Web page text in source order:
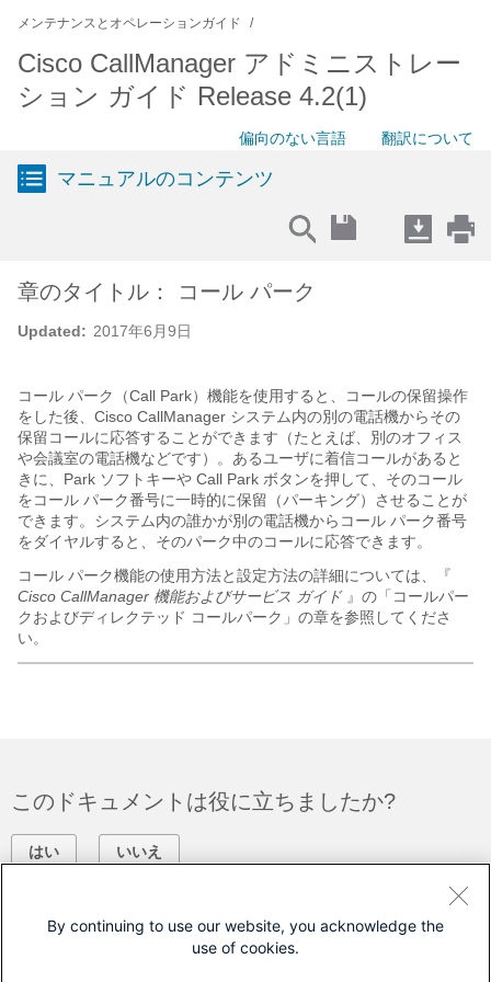
メンテナンスとオペレーションガイド
Cisco CallManager アドミニストレー
ション ガイド Release 4.2(1)
偏向のない言語 翻訳について
マニュアルのコンテンツ
Updated: 2017年6月9日
章のタイトル： コール パーク
コール パーク（Call Park）機能を使用すると、コールの保留操作
をした後、Cisco CallManager システム内の別の電話機からその
保留コールに応答することができます（たとえば、別のオフィス
や会議室の電話機などです）。あるユーザに着信コールがあると
きに、Park ソフトキーや Call Park ボタンを押して、そのコール
をコール パーク番号に一時的に保留（パーキング）させることが
できます。システム内の誰かが別の電話機からコール パーク番号
をダイヤルすると、そのパーク中のコールに応答できます。
コール パーク機能の使用方法と設定方法の詳細については、『
Cisco CallManager 機能およびサービス ガイド』の「コールパー
クおよびディレクテッド コールパーク」の章を参照してくださ
い。
このドキュメントは役に立ちましたか?
はい いいえ
By continuing to use our website, you acknowledge the
use of cookies.